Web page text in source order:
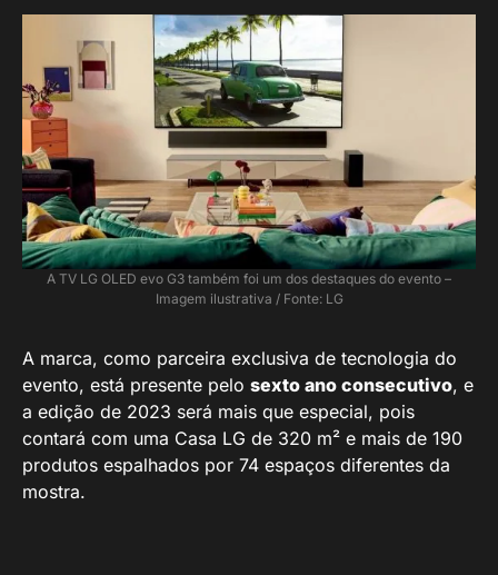
A TV LG OLED evo G3 também foi um dos destaques do evento –
Imagem ilustrativa / Fonte: LG
A marca, como parceira exclusiva de tecnologia do
evento, está presente pelo sexto ano consecutivo, e
a edição de 2023 será mais que especial, pois
contará com uma Casa LG de 320 m² e mais de 190
produtos espalhados por 74 espaços diferentes da
mostra.